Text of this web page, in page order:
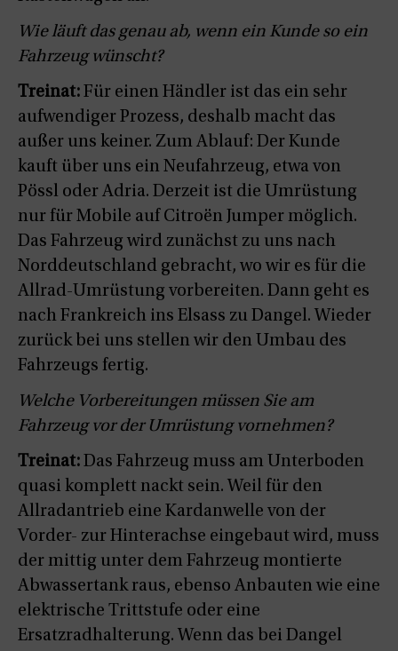
Wie läuft das genau ab, wenn ein Kunde so ein
Fahrzeug wünscht?
Treinat: Für einen Händler ist das ein sehr
aufwendiger Prozess, deshalb macht das
außer uns keiner. Zum Ablauf: Der Kunde
kauft über uns ein Neufahrzeug, etwa von
Pössl oder Adria. Derzeit ist die Umrüstung
nur für Mobile auf Citroën Jumper möglich.
Das Fahrzeug wird zunächst zu uns nach
Norddeutschland gebracht, wo wir es für die
Allrad-Umrüstung vorbereiten. Dann geht es
nach Frankreich ins Elsass zu Dangel. Wieder
zurück bei uns stellen wir den Umbau des
Fahrzeugs fertig.
Welche Vorbereitungen müssen Sie am
Fahrzeug vor der Umrüstung vornehmen?
Treinat: Das Fahrzeug muss am Unterboden
quasi komplett nackt sein. Weil für den
Allradantrieb eine Kardanwelle von der
Vorder- zur Hinterachse eingebaut wird, muss
der mittig unter dem Fahrzeug montierte
Abwassertank raus, ebenso Anbauten wie eine
elektrische Trittstufe oder eine
Ersatzradhalterung. Wenn das bei Dangel